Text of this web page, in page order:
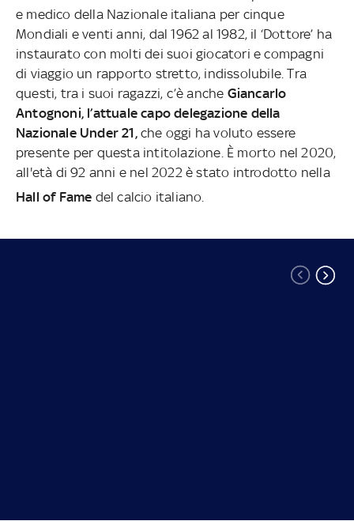
e medico della Nazionale italiana per cinque
Mondiali e venti anni, dal 1962 al 1982, il ‘Dottore’ ha
instaurato con molti dei suoi giocatori e compagni
di viaggio un rapporto stretto, indissolubile. Tra
questi, tra i suoi ragazzi, c’è anche Giancarlo
Antognoni, l’attuale capo delegazione della
Nazionale Under 21, che oggi ha voluto essere
presente per questa intitolazione. È morto nel 2020,
all'età di 92 anni e nel 2022 è stato introdotto nella
Hall of Fame del calcio italiano.